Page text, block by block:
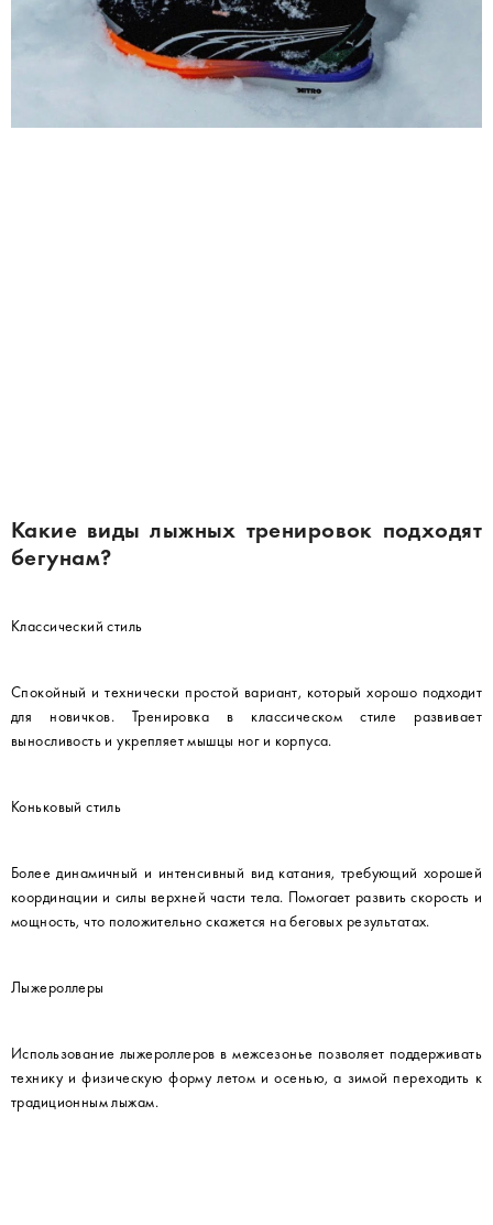
Какие виды лыжных тренировок подходят
бегунам?
Классический стиль
Спокойный и технически простой вариант, который хорошо подходит
для новичков. Тренировка в классическом стиле развивает
выносливость и укрепляет мышцы ног и корпуса.
Коньковый стиль
Более динамичный и интенсивный вид катания, требующий хорошей
координации и силы верхней части тела. Помогает развить скорость и
мощность, что положительно скажется на беговых результатах.
Лыжероллеры
Использование лыжероллеров в межсезонье позволяет поддерживать
технику и физическую форму летом и осенью, а зимой переходить к
традиционным лыжам.